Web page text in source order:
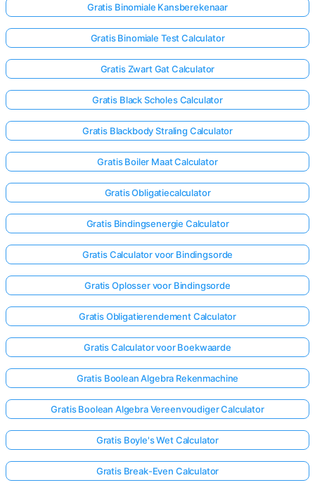
Gratis Binomiale Kansberekenaar
Gratis Binomiale Test Calculator
Gratis Zwart Gat Calculator
Gratis Black Scholes Calculator
Gratis Blackbody Straling Calculator
Gratis Boiler Maat Calculator
Gratis Obligatiecalculator
Gratis Bindingsenergie Calculator
Gratis Calculator voor Bindingsorde
Gratis Oplosser voor Bindingsorde
Gratis Obligatierendement Calculator
Gratis Calculator voor Boekwaarde
Gratis Boolean Algebra Rekenmachine
Gratis Boolean Algebra Vereenvoudiger Calculator
Gratis Boyle's Wet Calculator
Gratis Break-Even Calculator